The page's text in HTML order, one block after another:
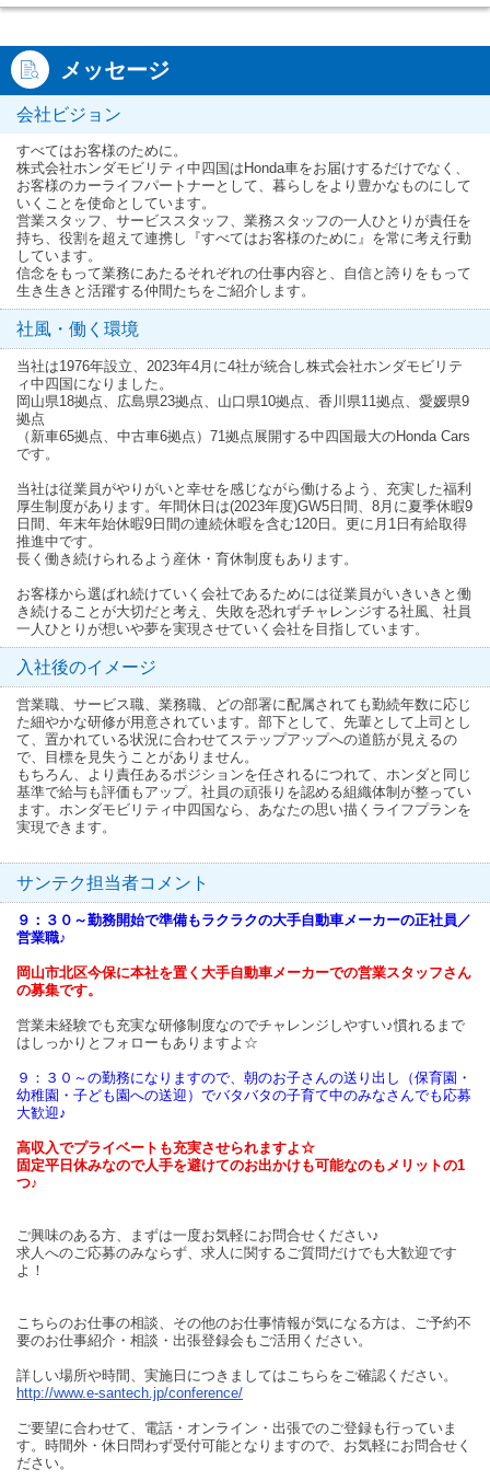
メッセージ
会社ビジョン
すべてはお客様のために。
株式会社ホンダモビリティ中四国はHonda車をお届けするだけでなく、
お客様のカーライフパートナーとして、暮らしをより豊かなものにして
いくことを使命としています。
営業スタッフ、サービススタッフ、業務スタッフの一人ひとりが責任を
持ち、役割を超えて連携し『すべてはお客様のために』を常に考え行動
しています。
信念をもって業務にあたるそれぞれの仕事内容と、自信と誇りをもって
生き生きと活躍する仲間たちをご紹介します。
社風・働く環境
当社は1976年設立、2023年4月に4社が統合し株式会社ホンダモビリテ
ィ中四国になりました。
岡山県18拠点、広島県23拠点、山口県10拠点、香川県11拠点、愛媛県9
拠点
（新車65拠点、中古車6拠点）71拠点展開する中四国最大のHonda Cars
です。
当社は従業員がやりがいと幸せを感じながら働けるよう、充実した福利
厚生制度があります。年間休日は(2023年度)GW5日間、8月に夏季休暇9
日間、年末年始休暇9日間の連続休暇を含む120日。更に月1日有給取得
推進中です。
長く働き続けられるよう産休・育休制度もあります。
お客様から選ばれ続けていく会社であるためには従業員がいきいきと働
き続けることが大切だと考え、失敗を恐れずチャレンジする社風、社員
一人ひとりが想いや夢を実現させていく会社を目指しています。
入社後のイメージ
営業職、サービス職、業務職、どの部署に配属されても勤続年数に応じ
た細やかな研修が用意されています。部下として、先輩として上司とし
て、置かれている状況に合わせてステップアップへの道筋が見えるの
で、目標を見失うことがありません。
もちろん、より責任あるポジションを任されるにつれて、ホンダと同じ
基準で給与も評価もアップ。社員の頑張りを認める組織体制が整ってい
ます。ホンダモビリティ中四国なら、あなたの思い描くライフプランを
実現できます。
サンテク担当者コメント
９：３０～勤務開始で準備もラクラクの大手自動車メーカーの正社員／
営業職♪
岡山市北区今保に本社を置く大手自動車メーカーでの営業スタッフさん
の募集です。
営業未経験でも充実な研修制度なのでチャレンジしやすい♪慣れるまで
はしっかりとフォローもありますよ☆
９：３０～の勤務になりますので、朝のお子さんの送り出し（保育園・
幼稚園・子ども園への送迎）でバタバタの子育て中のみなさんでも応募
大歓迎♪
高収入でプライベートも充実させられますよ☆
固定平日休みなので人手を避けてのお出かけも可能なのもメリットの1
つ♪
ご興味のある方、まずは一度お気軽にお問合せください♪
求人へのご応募のみならず、求人に関するご質問だけでも大歓迎です
よ！
こちらのお仕事の相談、その他のお仕事情報が気になる方は、ご予約不
要のお仕事紹介・相談・出張登録会もご活用ください。
詳しい場所や時間、実施日につきましてはこちらをご確認ください。
http://www.e-santech.jp/conference/
ご要望に合わせて、電話・オンライン・出張でのご登録も行っていま
す。時間外・休日問わず受付可能となりますので、お気軽にお問合せく
ださい。